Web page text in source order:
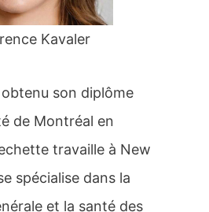
Kavaler
son diplôme
de Montréal en
travaille à New
spécialise dans la
et la santé des